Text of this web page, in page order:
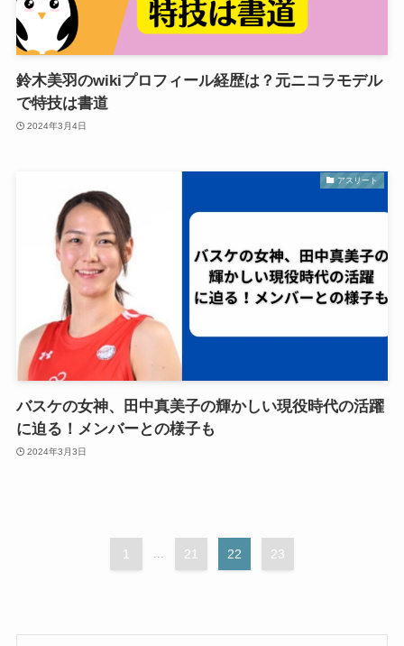
鈴木美羽のwikiプロフィール経歴は？元ニコラモデル
で特技は書道
2024年3月4日
アスリート
バスケの女神、田中真美子の輝かしい現役時代の活躍
に迫る！メンバーとの様子も
2024年3月3日
1 ... 21 22 23